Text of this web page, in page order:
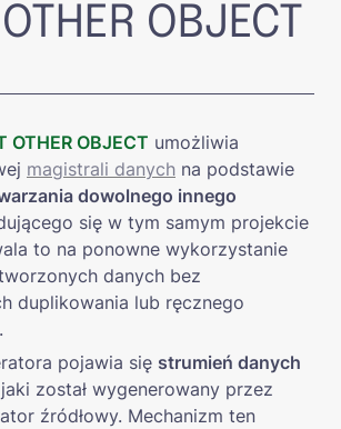
OBJECT
OTHER OBJECT umożliwia
magistrali danych
dowolnego innego
się w tym samym projekcie
to na ponowne wykorzystanie
danych bez
duplikowania lub ręcznego
pojawia się strumień danych
został wygenerowany przez
źródłowy. Mechanizm ten